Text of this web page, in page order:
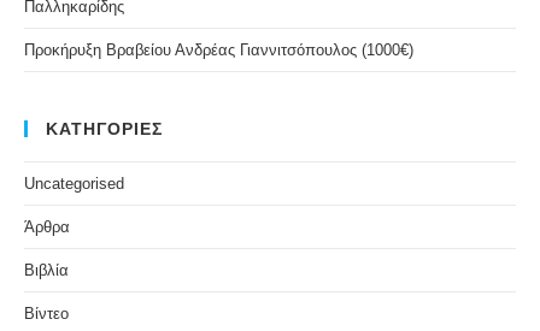
Παλληκαρίδης
Προκήρυξη Βραβείου Ανδρέας Γιαννιτσόπουλος (1000€)
ΚΑΤΗΓΟΡΙΕΣ
Uncategorised
Άρθρα
Βιβλία
Βίντεο